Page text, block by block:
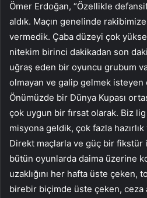
Ömer Erdoğan, “Özellikle
aldık. Maçın genelinde
vermedik. Çaba düzeyi çok
nitekim birinci dakikadan son
uğraş eden bir oyuncu grubum
olmayan ve galip gelmek isteyen
Önümüzde bir Dünya Kupası
çok uygun bir fırsat olarak. Biz
misyona geldik, çok fazla
Direkt maçlarla ve güç bir fikstür
bütün oyunlarda daima üzerine
uzaklığını her hafta üste çeken,
birebir biçimde üste çeken, ceza